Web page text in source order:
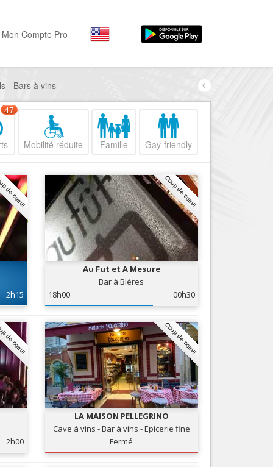
Par activité
Hôtels, ...
Visiter
Sortir
Restaurants, ...
Commerces
Mode, ...
Loisirs
Plages, sports, ...
Services
Tourisme, ...
Par quartiers
Nice Promenade du
Nice le Port
Nice le Vieux Nice
Nice le Coeur de Ville
Nice les Collines Niçoises
Nice le petit Marais Niçois
Nice la plaine du Var
Nice Aéroport
Mon Compte Pro
- Bars à vins
47
Mobilité réduite Famille Gay-friendly
coeur
2h15
Coup de coeur
Au Fut et A Mesure
Bar à Bières
18h00
00h30
coeur
2h00
Coup de coeur
LA MAISON PELLEGRINO
Cave à vins - Bar à vins - Epicerie fine
Fermé